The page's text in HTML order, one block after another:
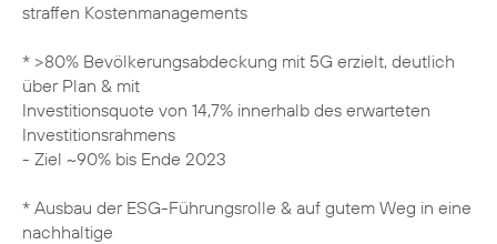
straffen Kostenmanagements
* >80% Bevölkerungsabdeckung mit 5G erzielt, deutlich
über Plan & mit
Investitionsquote von 14,7% innerhalb des erwarteten
Investitionsrahmens
- Ziel ~90% bis Ende 2023
* Ausbau der ESG-Führungsrolle & auf gutem Weg in eine
nachhaltige